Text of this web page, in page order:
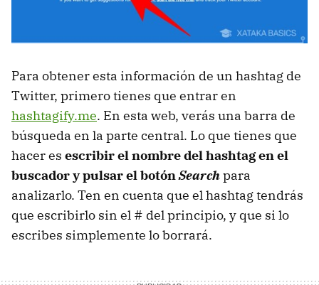
Para obtener esta información de un hashtag de
Twitter, primero tienes que entrar en
hashtagify.me. En esta web, verás una barra de
búsqueda en la parte central. Lo que tienes que
hacer es escribir el nombre del hashtag en el
buscador y pulsar el botónSearchpara
analizarlo. Ten en cuenta que el hashtag tendrás
que escribirlo sin el # del principio, y que si lo
escribes simplemente lo borrará.